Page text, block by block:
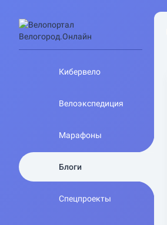
Кибервело
Велоэкспедиция
Марафоны
Блоги
Спецпроекты